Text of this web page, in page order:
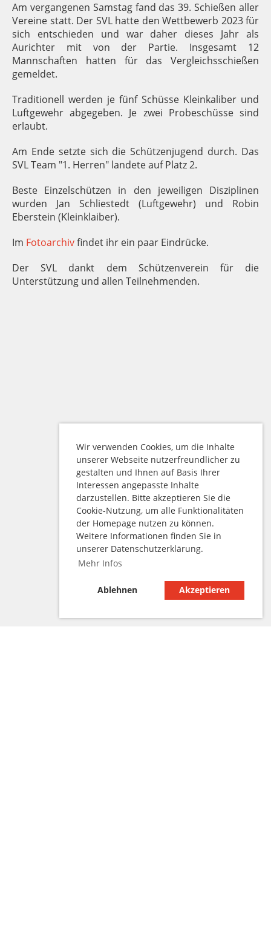
Wir verwenden Cookies, um die Inhalte
unserer Webseite nutzerfreundlicher zu
gestalten und Ihnen auf Basis Ihrer
Interessen angepasste Inhalte
darzustellen. Bitte akzeptieren Sie die
Cookie-Nutzung, um alle Funktionalitäten
der Homepage nutzen zu können.
Weitere Informationen finden Sie in
unserer Datenschutzerklärung.
Mehr Infos
Ablehnen Akzeptieren
Am vergangenen Samstag fand das 39. Schießen aller
Vereine statt. Der SVL hatte den Wettbewerb 2023 für
sich entschieden und war daher dieses Jahr als
Aurichter mit von der Partie. Insgesamt 12
Mannschaften hatten für das Vergleichsschießen
gemeldet.
Traditionell werden je fünf Schüsse Kleinkaliber und
Luftgewehr abgegeben. Je zwei Probeschüsse sind
erlaubt.
Am Ende setzte sich die Schützenjugend durch. Das
SVL Team "1. Herren" landete auf Platz 2.
Beste Einzelschützen in den jeweiligen Disziplinen
wurden Jan Schliestedt (Luftgewehr) und Robin
Eberstein (Kleinklaiber).
Im Fotoarchivfindet ihr ein paar Eindrücke.
Der SVL dankt dem Schützenverein für die
Unterstützung und allen Teilnehmenden.